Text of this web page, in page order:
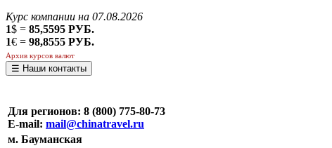
Курс компании на 07.08.2026
1$ = 85,5595 РУБ.
1€ = 98,8555 РУБ.
Архив курсов валют
☰ Наши контакты
Для регионов: 8 (800) 775-80-73
E-mail: mail@chinatravel.ru
м. Бауманская